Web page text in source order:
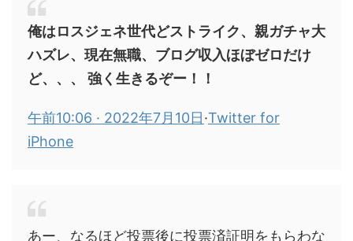
俺はロスジェネ世代どストライク、親ガチャ大
ハズレ、現在無職、ブログ収入ほぼゼロだけ
ど、、、 強く生きるぞー！！
午前10:06 · 2022年7月10日·Twitter for
iPhone
あー、なるほど投票後に投票済証明をもらわな